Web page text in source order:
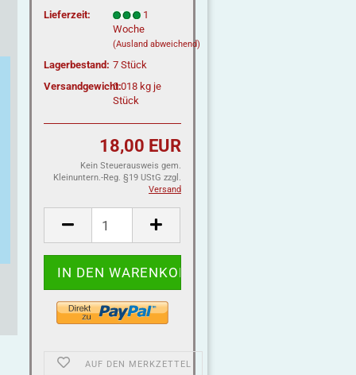
Lieferzeit:
1
Woche
(Ausland abweichend)
Lagerbestand: 7Stück
Versandgewicht:0.018 kg je
Stück
18,00 EUR
Kein Steuerausweis gem.
Kleinuntern.-Reg. §19 UStG zzgl.
Versand
AUF DEN MERKZETTEL